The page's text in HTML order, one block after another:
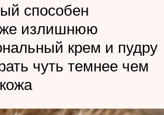
способен
излишнюю
крем и пудру
чуть темнее чем